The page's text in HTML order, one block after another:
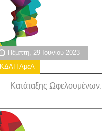
Πέμπτη, 29 Ιουνίου 2023
ΚΔΑΠ ΑμεΑ
Κατάταξης Ωφελουμένων.